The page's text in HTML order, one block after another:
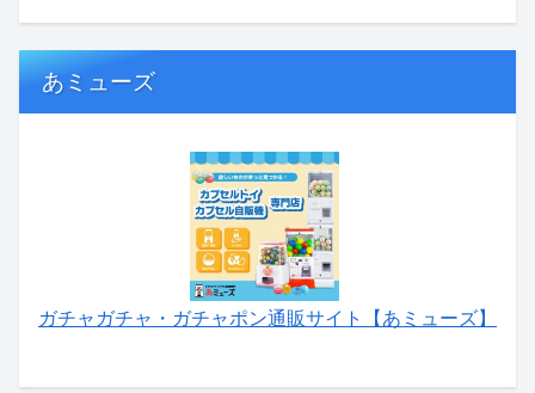
あミューズ
ガチャガチャ・ガチャポン通販サイト【あミューズ】